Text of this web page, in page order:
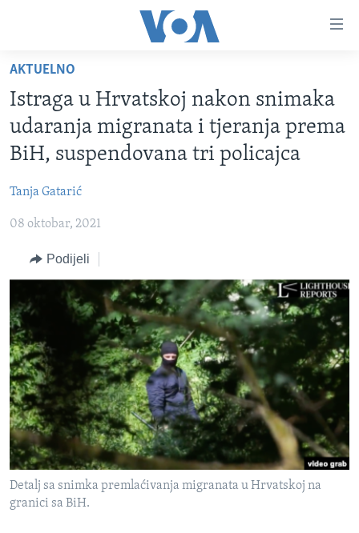
glavni
sadržaj
Pređi
na
glavnu
Idi
na
VIDEO
FOTOGRAFIJE DANA
SJEDINJENE AMERIČKE DRŽAVE
BOSNA I HERCEGOVINA
SVIJET
NAUKA I TEHNOLOGIJA
SPECIJALNI PROJEKTI
KORUPCIJA
SLOBODA MEDIJA
ŽENSKA STRANA
IZBJEGLIČKA STRANA
MAGAZIN
O GLASU AMERIKE
Learning English
PRATITE NAS
AKTUELNO
Istraga u Hrvatskoj nakon snimaka
udaranja migranata i tjeranja prema
BiH, suspendovana tri policajca
Tanja Gatarić
08 oktobar, 2021
Podijeli
Detalj sa snimka premlaćivanja migranata u Hrvatskoj na
granici sa BiH.